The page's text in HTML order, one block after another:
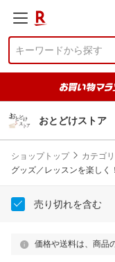
おとどけストア
ショップトップ カテゴ
グッズ／レッスンを楽しく
売り切れを含む
価格や送料は、商品